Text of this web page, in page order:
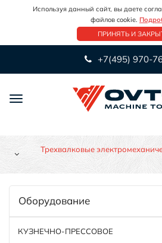
Используя данный сайт, вы даете
файлов cookie.
ПРИНЯТЬ И
+7(495) 970-
Переключить
Трехвалковые
Оборудование
КУЗНЕЧНО-ПРЕССОВОЕ